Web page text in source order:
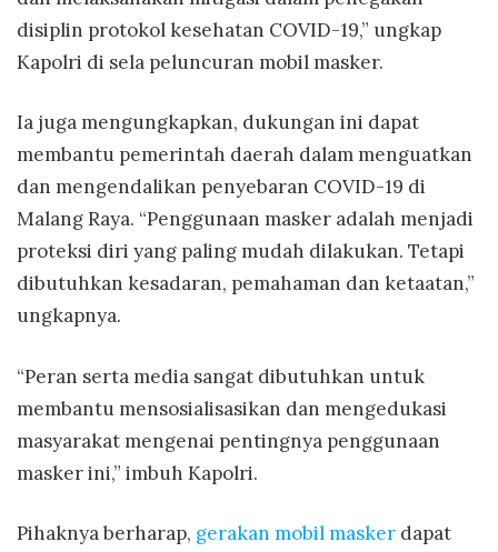
disiplin protokol kesehatan COVID-19,” ungkap
Kapolri di sela peluncuran mobil masker.
Ia juga mengungkapkan, dukungan ini dapat
membantu pemerintah daerah dalam menguatkan
dan mengendalikan penyebaran COVID-19 di
Malang Raya. “Penggunaan masker adalah menjadi
proteksi diri yang paling mudah dilakukan. Tetapi
dibutuhkan kesadaran, pemahaman dan ketaatan,”
ungkapnya.
“Peran serta media sangat dibutuhkan untuk
membantu mensosialisasikan dan mengedukasi
masyarakat mengenai pentingnya penggunaan
masker ini,” imbuh Kapolri.
Pihaknya berharap, gerakan mobil masker dapat